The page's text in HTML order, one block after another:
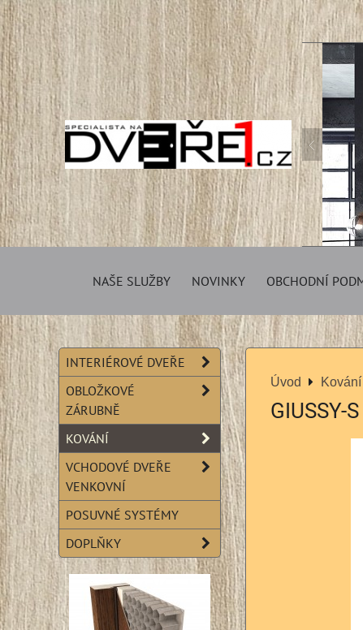
NAŠE SLUŽBY NOVINKY OBCHODNÍ
Úvod Kování
GIUSSY-
INTERIÉROVÉ DVEŘE
OBLOŽKOVÉ
ZÁRUBNĚ
KOVÁNÍ
VCHODOVÉ DVEŘE
VENKOVNÍ
POSUVNÉ SYSTÉMY
DOPLŇKY